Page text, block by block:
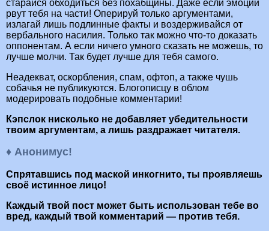
старайся обходиться без похабщины. Даже если эмоции
рвут тебя на части! Оперируй только аргументами,
излагай лишь подлинные факты и воздерживайся от
вербального насилия. Только так можно что-то доказать
оппонентам. А если ничего умного сказать не можешь, то
лучше молчи. Так будет лучше для тебя самого.
Неадекват, оскорбления, спам, офтоп, а также чушь
собачья не публикуются. Блогописцу в облом
модерировать подобные комментарии!
Кэпслок нисколько не добавляет убедительности
твоим аргументам, а лишь раздражает читателя.
♦ Анонимус!
Спрятавшись под маской инкогнито, ты проявляешь
своё истинное лицо!
Каждый твой пост может быть использован тебе во
вред, каждый твой комментарий — против тебя.